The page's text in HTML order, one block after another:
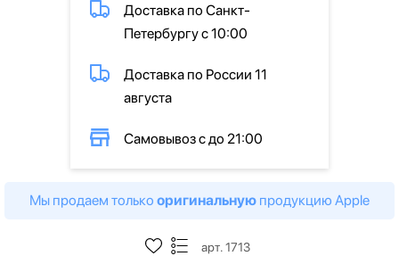
Доставка по Санкт-
Петербургу с 10:00
Доставка по России 11
августа
Самовывоз с до 21:00
Мы продаем только оригинальную продукцию Apple
арт. 1713